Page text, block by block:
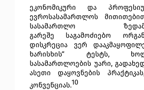
ეკონომიკური და
ევროსასამართლოს
სასამართლო
გარეშე საგამოძიებო
დისკრეცია ვერ
ხარისხის“ ტესტს,
სასამართლოების უარი,
ასეთი დაყოვნების
კონვენციას.10